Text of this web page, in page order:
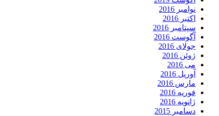
نوامبر 2016
اکتبر 2016
سپتامبر 2016
آگوست 2016
جولای 2016
ژوئن 2016
می 2016
آوریل 2016
مارس 2016
فوریه 2016
ژانویه 2016
دسامبر 2015